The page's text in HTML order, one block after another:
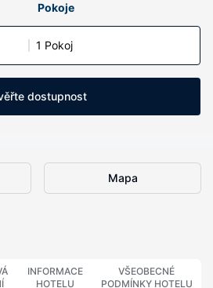
Pokoje
1 Pokoj
dostupnost
Mapa
INFORMACE
HOTELU
VŠEOBECNÉ
PODMÍNKY HOTELU